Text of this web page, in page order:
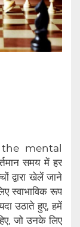
mental
समय में हर
द्वारा खेलें जाने
स्वाभाविक रूप
उठाते हुए, हमें
जो उनके लिए